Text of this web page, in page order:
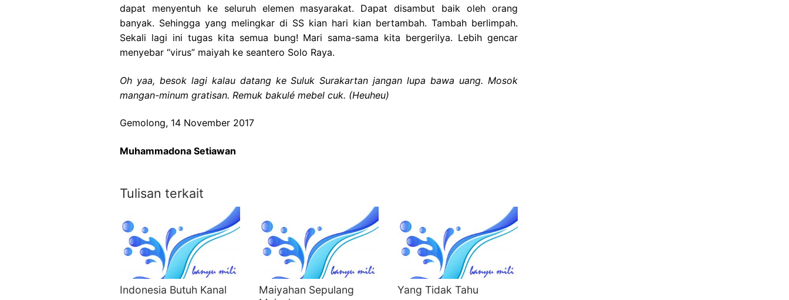
dapat menyentuh ke seluruh elemen masyarakat. Dapat disambut baik oleh orang
banyak. Sehingga yang melingkar di SS kian hari kian bertambah. Tambah berlimpah.
Sekali lagi ini tugas kita semua bung! Mari sama-sama kita bergerilya. Lebih gencar
menyebar “virus” maiyah ke seantero Solo Raya.
Oh yaa, besok lagi kalau datang ke Suluk Surakartan jangan lupa bawa uang. Mosok
mangan-minum gratisan. Remuk bakulé mebel cuk. (Heuheu)
Gemolong, 14 November 2017
Muhammadona Setiawan
Tulisan terkait
Indonesia Butuh Kanal
Maiyahan Sepulang
Yang Tidak Tahu